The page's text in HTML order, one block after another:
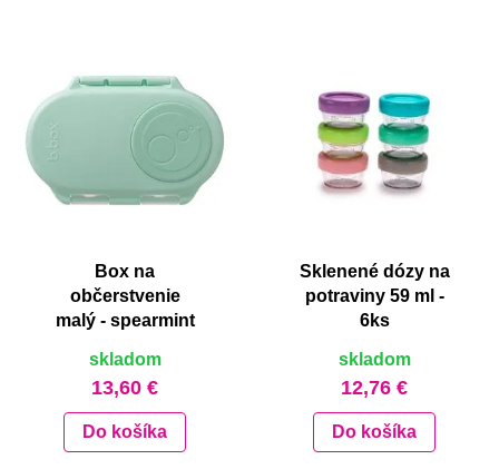
Box na
občerstvenie
malý - spearmint
skladom
13,60 €
Do košíka
Sklenené dózy na
potraviny 59 ml -
6ks
skladom
12,76 €
Do košíka